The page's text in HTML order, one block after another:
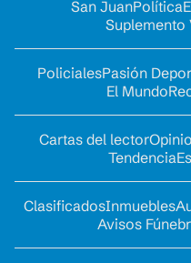
San JuanPolítica
Suplemento
PolicialesPasión
El Mundo
Cartas del lector
Tendencia
ClasificadosInmuebles
Avisos